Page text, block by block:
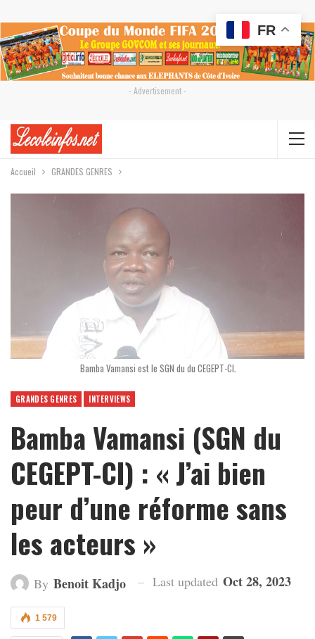
- Advertisement -
Accueil GRANDES GENRES
Bamba Vamansi est le SGN du du CEGEPT-CI.
GRANDES GENRES INTERVIEWS
Bamba Vamansi (SGN du
CEGEPT-CI) : « J’ai bien
peur d’une réforme sans
les acteurs »
By Benoit Kadjo Last updated Oct 28, 2023
1 579
FR